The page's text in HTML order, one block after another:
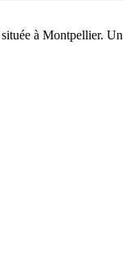
à Montpellier. Un